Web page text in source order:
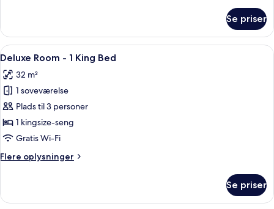
Room
Triple
Se priser
Indlæs
alle
billeder
af
Deluxe
Room
-
King
Et moderne hotelværelse med en
10
Deluxe Room - 1 King Bed
32 m²
1 soveværelse
Plads til 3 personer
1 kingsize-seng
Gratis Wi-Fi
Flere oplysninger
Flere
Room
Se priser